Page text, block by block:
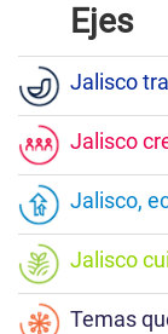
Ejes
Jalisco
Jalisco
Jalisco,
Jalisco
Temas